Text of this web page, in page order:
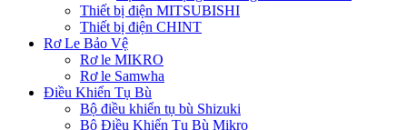
Thiết bị điện MITSUBISHI
Thiết bị điện CHINT
Rơ Le Bảo Vệ
Rơ le MIKRO
Rơ le Samwha
Điều Khiển Tụ Bù
Bộ điều khiển tụ bù Shizuki
Bộ Điều Khiển Tụ Bù Mikro